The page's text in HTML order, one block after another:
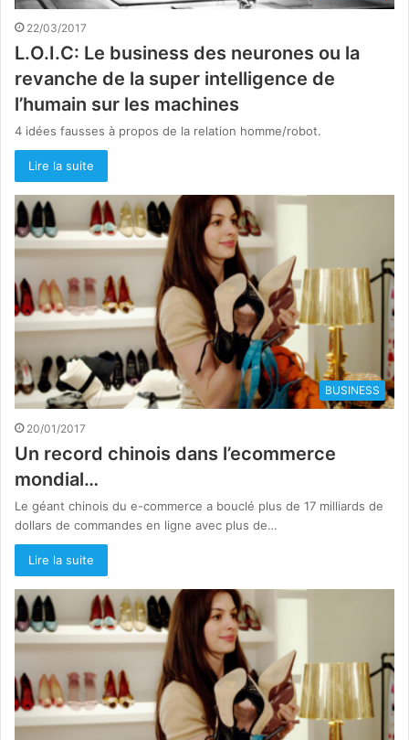
22/03/2017
L.O.I.C: Le business des neurones ou la
revanche de la super intelligence de
l’humain sur les machines
4 idées fausses à propos de la relation homme/robot.
Lire la suite
BUSINESS
20/01/2017
Un record chinois dans l’ecommerce
mondial…
Le géant chinois du e-commerce a bouclé plus de 17 milliards de
dollars de commandes en ligne avec plus de…
Lire la suite